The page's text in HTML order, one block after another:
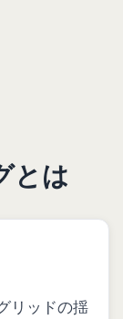
とは
リッドの揺